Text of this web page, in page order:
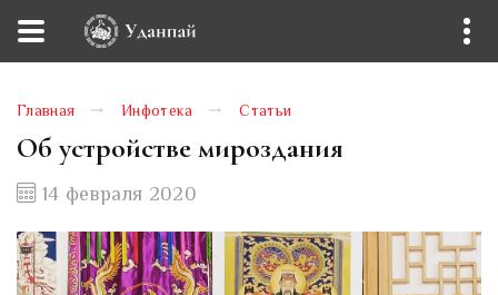
Главная Инфотека Статьи
Об устройстве мироздания
14 февраля 2020